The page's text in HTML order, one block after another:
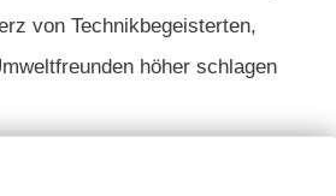
von Technikbegeisterten,
höher schlagen
des Peugeot e-